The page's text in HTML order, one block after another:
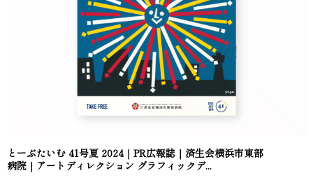
とーぶたいむ 41号夏 2024｜PR広報誌｜済生会横浜市東部
病院｜アートディレクション グラフィックデ...